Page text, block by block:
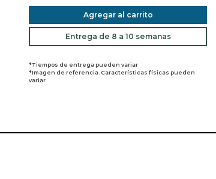
Agregar al carrito
Entrega de 8 a 10 semanas
*Tiempos de entrega pueden variar
*Imagen de referencia. Características físicas pueden
variar